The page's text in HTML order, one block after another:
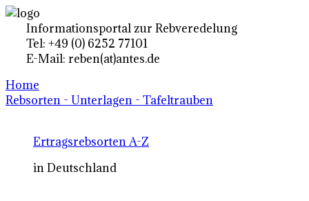
Informationsportal zur Rebveredelung
Tel: +49 (0) 6252 77101
E-Mail: reben(at)antes.de
Home
Rebsorten - Unterlagen - Tafeltrauben
Ertragsrebsorten A-Z
in Deutschland